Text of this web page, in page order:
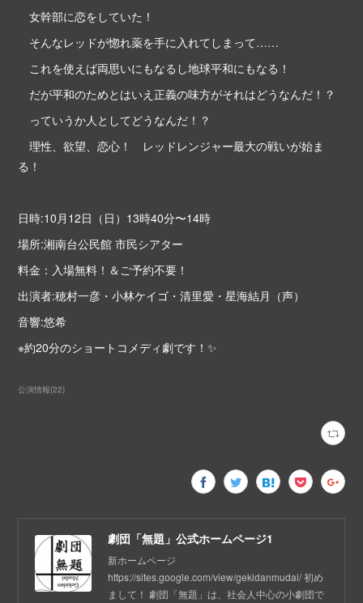
女幹部に恋をしていた！
そんなレッドが惚れ薬を手に入れてしまって……
これを使えば両思いにもなるし地球平和にもなる！
だが平和のためとはいえ正義の味方がそれはどうなんだ！？
っていうか人としてどうなんだ！？
理性、欲望、恋心！ レッドレンジャー最大の戦いが始ま
る！
日時:10月12日（日）13時40分〜14時
場所:湘南台公民館 市民シアター
料金：入場無料！＆ご予約不要！
出演者:穂村一彦・小林ケイゴ・清里愛・星海結月（声）
音響:悠希
※約20分のショートコメディ劇です！✨
公演情報(22)
劇団「無題」公式ホームページ1
新ホームページ
https://sites.google.com/view/gekidanmudai/ 初め
まして！ 劇団「無題」は、社会人中心の小劇団で